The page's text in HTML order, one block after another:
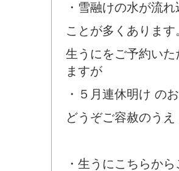
・雪融けの水が流
ことが多くあります
生うにをご予約い
ますが
・５月連休明け の
どうぞご容赦のう
・生うにこちらか